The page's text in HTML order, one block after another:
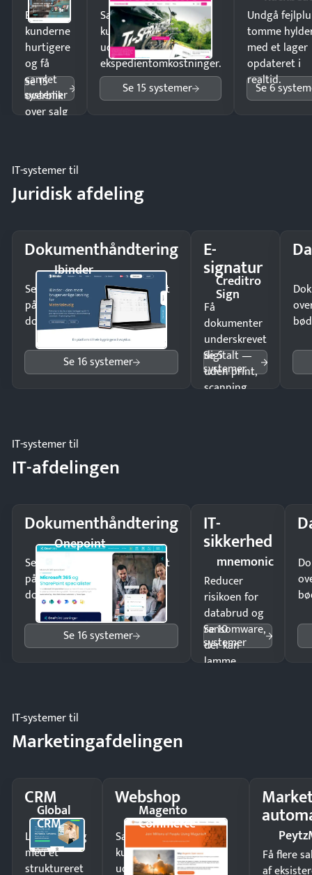
Ekspedér
kunderne
hurtigere
og få
samlet
overblik
over salg
Se 15
systemer
Sælg produkter 24/7 til
kunder i hele landet
uden
ekspedientomkostninger.
Se 15 systemer
Undgå
tomme
med et lager
opdateret i
realtid.
Se 6
IT-systemer til
Juridisk afdeling
Dokumenthåndtering
Ibinder
Send kontrakter til underskrift
på minutter og mist ingen
dokumenter.
Se 16 systemer
E-
signatur
Creditro
Sign
Få
dokumenter
underskrevet
digitalt —
uden print,
scanning
Se 5
systemer
IT-systemer til
IT-afdelingen
Dokumenthåndtering
Onepoint
Send kontrakter til underskrift
på minutter og mist ingen
dokumenter.
Se 16 systemer
IT-
sikkerhed
mnemonic
Reducer
risikoen for
databrud og
ransomware,
der kan
lamme
Se 10
systemer
IT-systemer til
Marketingafdelingen
CRM
Global
CRM
Luk flere salg
med et
struktureret
Webshop
Magento
Commerce
Sælg produkter 24/7 til
kunder i hele landet
uden
Få flere